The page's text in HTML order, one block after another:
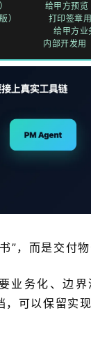
版） 给甲方预览
版） 打印签章用
单 给甲方业务
部开发用
”，而是交付物
业务化、边
，可以保留实